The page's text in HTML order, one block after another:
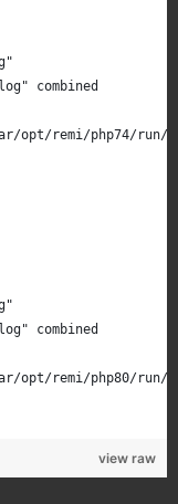
combined
opt/remi/php74/run/
combined
opt/remi/php80/run/
view raw